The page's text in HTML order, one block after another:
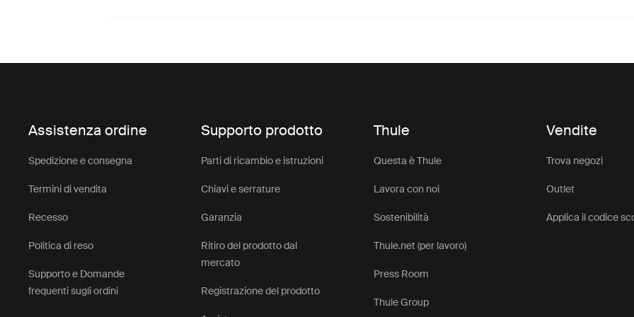
Assistenza ordine
Spedizione e consegna
Termini di vendita
Recesso
Politica di reso
Supporto e Domande
frequenti sugli ordini
Supporto prodotto
Parti di ricambio e istruzioni
Chiavi e serrature
Garanzia
Ritiro del prodotto dal
mercato
Registrazione del prodotto
Thule
Questa è Thule
Lavora con noi
Sostenibilità
Thule.net (per lavoro)
Press Room
Thule Group
Vendite
Trova negozi
Outlet
Applica il codice